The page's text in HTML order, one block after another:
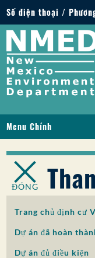
Số điện thoại /
Điện thoại: 505-
1-800-219-6157
Trường hợp khẩn
9329 (24 giờ)
Menu Chính
VỀ
GIẤY PHÉP VÀ GIẤY
TUÂN THỦ VÀ THỰC
PFAS Ở NM
TÀI TRỢ
ĐÓNG
Trang chủ định cư
Dự án đã hoàn
Dự án đủ điều kiện